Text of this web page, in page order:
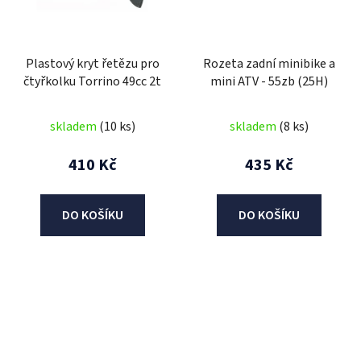
Plastový kryt řetězu pro
čtyřkolku Torrino 49cc 2t
skladem (10 ks)
410 Kč
DO KOŠÍKU
Rozeta zadní minibike a
mini ATV - 55zb (25H)
skladem (8 ks)
435 Kč
DO KOŠÍKU